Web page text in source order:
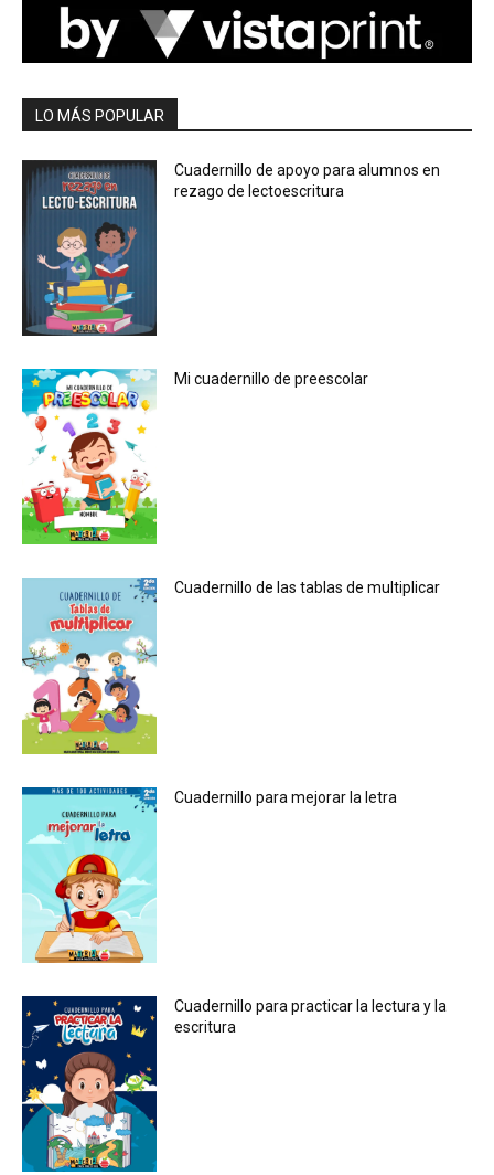
LO MÁS POPULAR
Cuadernillo de apoyo para alumnos en
rezago de lectoescritura
Mi cuadernillo de preescolar
Cuadernillo de las tablas de multiplicar
Cuadernillo para mejorar la letra
Cuadernillo para practicar la lectura y la
escritura